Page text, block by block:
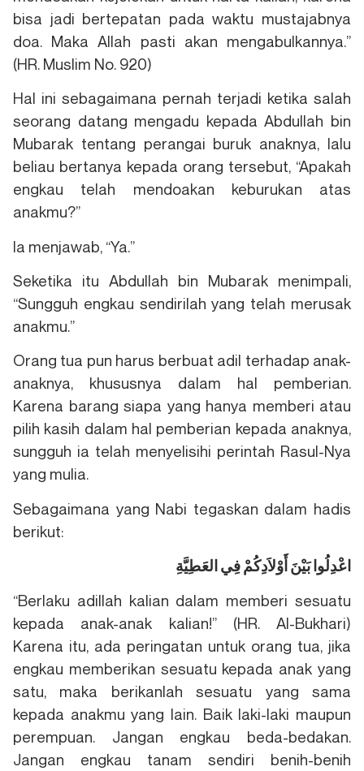
bisa jadi bertepatan pada waktu mustajabnya
doa. Maka Allah pasti akan mengabulkannya.”
(HR. Muslim No. 920)
Hal ini sebagaimana pernah terjadi ketika salah
seorang datang mengadu kepada Abdullah bin
Mubarak tentang perangai buruk anaknya, lalu
beliau bertanya kepada orang tersebut, “Apakah
engkau telah mendoakan keburukan atas
anakmu?”
Ia menjawab, “Ya.”
Seketika itu Abdullah bin Mubarak menimpali,
“Sungguh engkau sendirilah yang telah merusak
anakmu.”
Orang tua pun harus berbuat adil terhadap anak-
anaknya, khususnya dalam hal pemberian.
Karena barang siapa yang hanya memberi atau
pilih kasih dalam hal pemberian kepada anaknya,
sungguh ia telah menyelisihi perintah Rasul-Nya
yang mulia.
Sebagaimana yang Nabi tegaskan dalam hadis
berikut:
اعْدِلُوا بَيْنَ أَوْلاَدِكُمْ فِي العَطِيَّةِ
“Berlaku adillah kalian dalam memberi sesuatu
kepada anak-anak kalian!” (HR. Al-Bukhari)
Karena itu, ada peringatan untuk orang tua, jika
engkau memberikan sesuatu kepada anak yang
satu, maka berikanlah sesuatu yang sama
kepada anakmu yang lain. Baik laki-laki maupun
perempuan. Jangan engkau beda-bedakan.
Jangan engkau tanam sendiri benih-benih